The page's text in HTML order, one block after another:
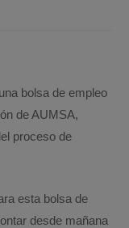
bolsa de empleo
de AUMSA,
proceso de
esta bolsa de
desde mañana